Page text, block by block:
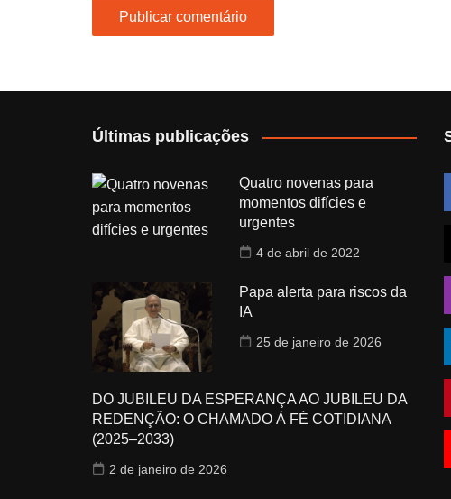
Últimas publicações
Quatro novenas para
momentos difícies e
urgentes
4 de abril de 2022
Papa alerta para riscos da
IA
25 de janeiro de 2026
DO JUBILEU DA ESPERANÇA AO JUBILEU DA
REDENÇÃO: O CHAMADO À FÉ COTIDIANA
(2025–2033)
2 de janeiro de 2026